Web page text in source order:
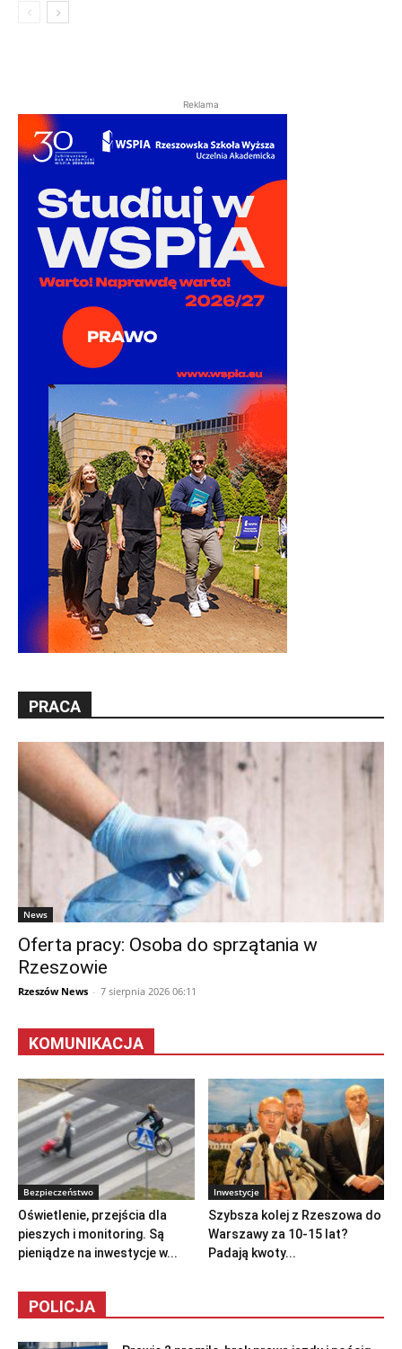
Reklama
PRACA
News
Oferta pracy: Osoba do sprzątania w
Rzeszowie
Rzeszów News - 7 sierpnia 2026 06:11
KOMUNIKACJA
Bezpieczeństwo
Oświetlenie, przejścia dla
pieszych i monitoring. Są
pieniądze na inwestycje w...
Inwestycje
Szybsza kolej z Rzeszowa do
Warszawy za 10-15 lat?
Padają kwoty...
POLICJA